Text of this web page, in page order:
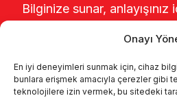
Onayı
En iyi deneyimleri sunmak için, cihaz
bunlara erişmek amacıyla çerezler gibi
teknolojilere izin vermek, bu sitedeki
Bilginize sunar,